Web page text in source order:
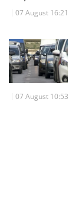
07 August 16:21
07 August 10:53